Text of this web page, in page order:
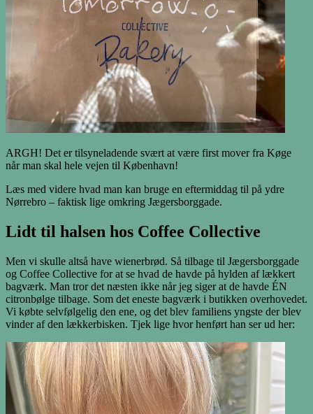
ARGH! Det er tilsyneladende svært at være first mover fra Køge
når man skal hele vejen til København!
Læs med videre hvad man kan bruge en eftermiddag til på ydre
Nørrebro – faktisk lige omkring Jægersborggade.
Lidt til halsen hos Coffee Collective
Men vi skulle altså have wienerbrød. Så tilbage til Jægersborggade
og Coffee Collective for at se hvad de havde på hylden af lækkert
bagværk. Man tror det næsten ikke når jeg siger at de havde ÉN
citronbølge tilbage. Som det eneste bagværk i butikken overhovedet.
Vi købte selvfølgelig den ene, og det blev familiens yngste der blev
vinder af den lækkerbisken. Tjek lige hvor henført han ser ud her: